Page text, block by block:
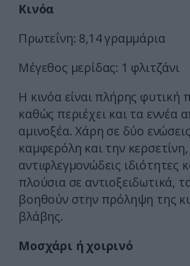
Κινόα
Πρωτεΐνη: 8,14 γραμμάρια
Μέγεθος μερίδας: 1 φλιτζάνι
Η κινόα είναι πλήρης φυτική
καθώς περιέχει και τα εννέα
αμινοξέα. Χάρη σε δύο
καμφερόλη και την κερσετίνη,
αντιφλεγμονώδεις ιδιότητες
πλούσια σε αντιοξειδωτικά,
βοηθούν στην πρόληψη της
βλάβης.
Μοσχάρι ή χοιρινό